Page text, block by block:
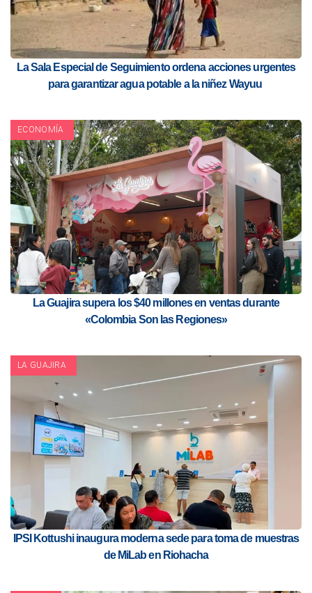
La Sala Especial de Seguimiento ordena acciones urgentes
para garantizar agua potable a la niñez Wayuu
ECONOMÍA
La Guajira supera los $40 millones en ventas durante
«Colombia Son las Regiones»
LA GUAJIRA
IPSI Kottushi inaugura moderna sede para toma de muestras
de MiLab en Riohacha